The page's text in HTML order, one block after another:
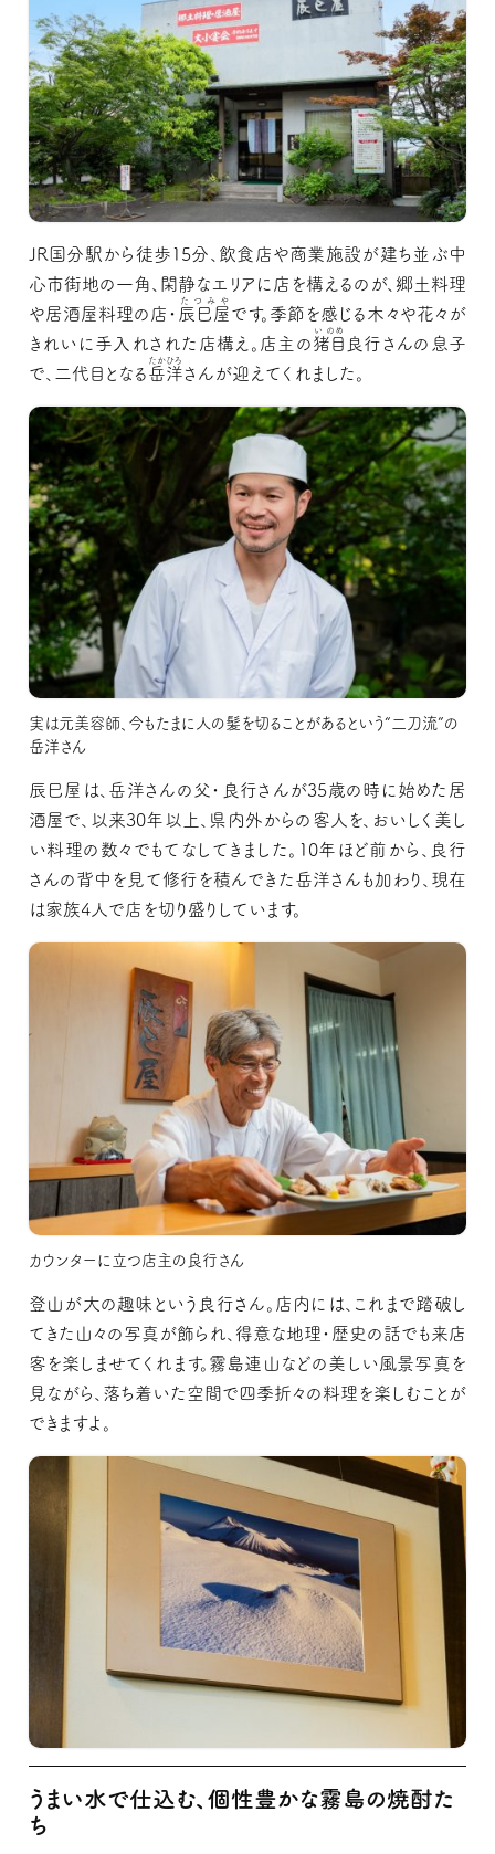
JR国分駅から徒歩15分、飲食店や商業施設が建ち並ぶ中
心市街地の一角、閑静なエリアに店を構えるのが、郷土料理
や居酒屋料理の店・ 辰巳屋
たつみや
です。季節を感じる木々や花々が
きれいに手入れされた店構え。店主の猪目
いのめ
良行さんの息子
で、二代目となる岳洋
たかひろ
さんが迎えてくれました。
実は元美容師、今もたまに人の髪を切ることがあるという“二刀流”の
岳洋さん
辰巳屋は、岳洋さんの父・良行さんが35歳の時に始めた居
酒屋で、以来30年以上、県内外からの客人を、おいしく美し
い料理の数々でもてなしてきました。10年ほど前から、良行
さんの背中を見て修行を積んできた岳洋さんも加わり、現在
は家族4人で店を切り盛りしています。
カウンターに立つ店主の良行さん
登山が大の趣味という良行さん。店内には、これまで踏破し
てきた山々の写真が飾られ、得意な地理・歴史の話でも来店
客を楽しませてくれます。霧島連山などの美しい風景写真を
見ながら、落ち着いた空間で四季折々の料理を楽しむことが
できますよ。
うまい水で仕込む、個性豊かな霧島の焼酎た
ち